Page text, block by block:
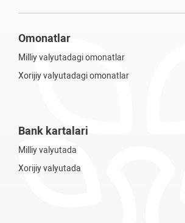
Omonatlar
Milliy valyutadagi omonatlar
Xorijiy valyutadagi omonatlar
Bank kartalari
Milliy valyutada
Xorijiy valyutada